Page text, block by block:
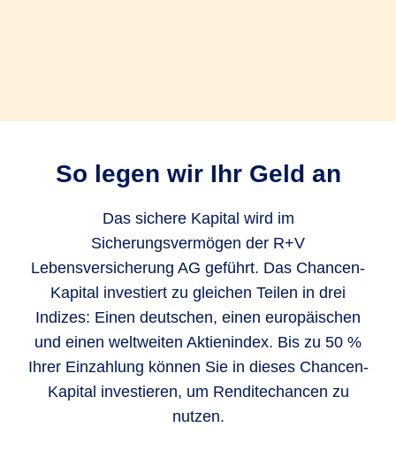
50 % betragen muss.
Chance gibt, an der Wertentwicklung des
Aktienmarktes teilzuhaben. Ihr Vermögen im
„Chance-Topf“ profitiert zu gleichen Teilen von
einem deutschen, europäischen und weltweiten
Aktienindex.
Das sichere Kapital heißt so, weil es sicher ist
und nur mehr werden kann, egal was an den
Zins- und Kapitalmärkten passiert. Als ob Sie Ihr
Vermögen auf einem Tagesgeldkonto anlegen.
Der große Unterschied zu Tagesgeld: Die
So legen wir Ihr Geld an
Das sichere Kapital wird im
Sicherungsvermögen der R+V
Lebensversicherung AG geführt. Das Chancen-
Kapital investiert zu gleichen Teilen in drei
Indizes: Einen deutschen, einen europäischen
und einen weltweiten Aktienindex. Bis zu 50 %
Ihrer Einzahlung können Sie in dieses Chancen-
Kapital investieren, um Renditechancen zu
nutzen.